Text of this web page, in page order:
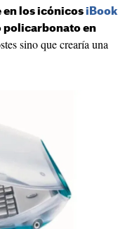
los icónicos iBook
policarbonato en
sino que crearía una